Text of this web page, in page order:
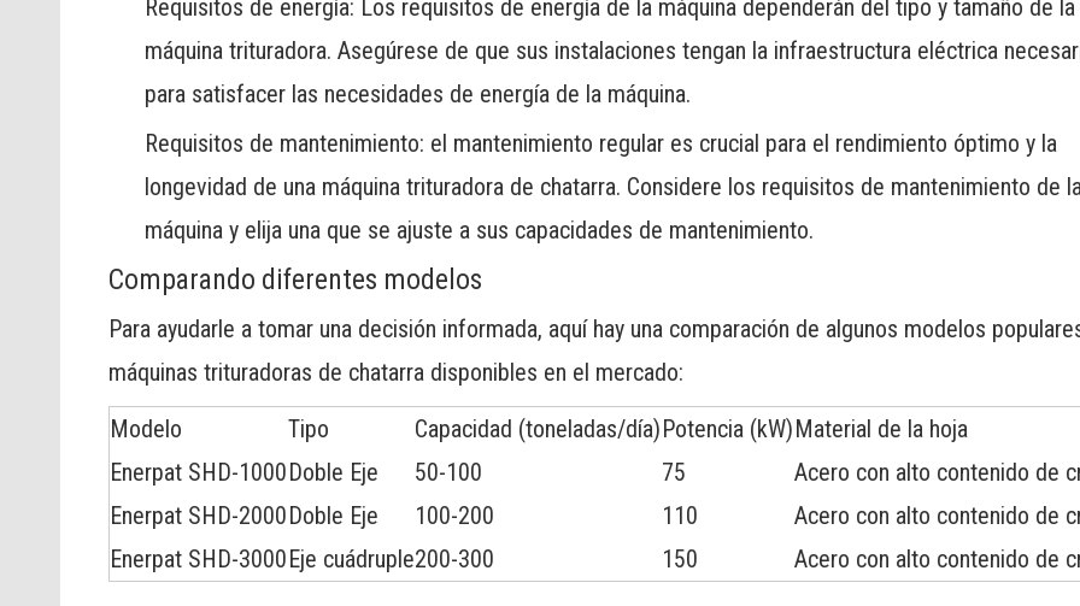
Requisitos de energía: Los requisitos de energía de la máquina dependerán del tipo y tamaño de la
máquina trituradora. Asegúrese de que sus instalaciones tengan la infraestructura eléctrica
para satisfacer las necesidades de energía de la máquina.
Requisitos de mantenimiento: el mantenimiento regular es crucial para el rendimiento óptimo y la
longevidad de una máquina trituradora de chatarra. Considere los requisitos de mantenimiento de
máquina y elija una que se ajuste a sus capacidades de mantenimiento.
Comparando diferentes modelos
Para ayudarle a tomar una decisión informada, aquí hay una comparación de algunos modelos
máquinas trituradoras de chatarra disponibles en el mercado:
Modelo
Tipo Capacidad (toneladas/día)Potencia (kW)Material de la hoja
Enerpat SHD-1000Doble Eje 50-100 75
Acero con alto contenido de
Enerpat SHD-2000Doble Eje 100-200 110
Acero con alto contenido de
Enerpat SHD-3000Eje cuádruple200-300 150 Acero con alto contenido de